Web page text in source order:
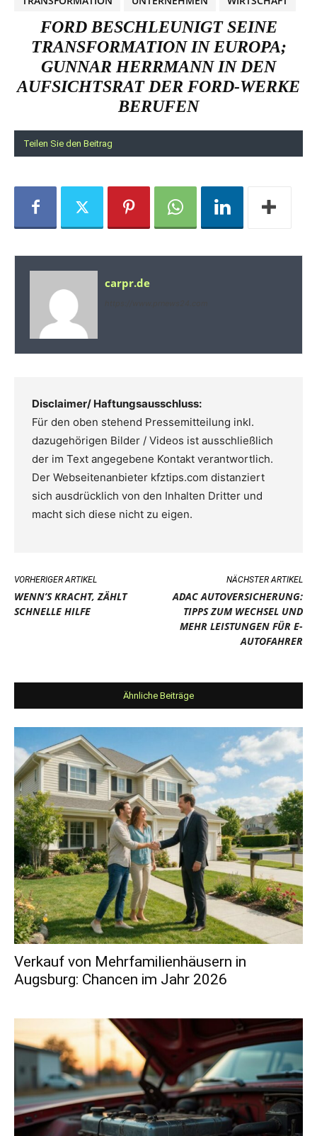
FORD BESCHLEUNIGT SEINE
TRANSFORMATION IN EUROPA;
GUNNAR HERRMANN IN DEN
AUFSICHTSRAT DER FORD-WERKE
BERUFEN
Teilen Sie den Beitrag
carpr.de
Disclaimer/ Haftungsausschluss:
Für den oben stehend Pressemitteilung inkl.
dazugehörigen Bilder / Videos ist ausschließlich
der im Text angegebene Kontakt verantwortlich.
Der Webseitenanbieter kfztips.com distanziert
sich ausdrücklich von den Inhalten Dritter und
macht sich diese nicht zu eigen.
VORHERIGER ARTIKEL
WENN’S KRACHT, ZÄHLT
SCHNELLE HILFE
NÄCHSTER ARTIKEL
ADAC AUTOVERSICHERUNG:
TIPPS ZUM WECHSEL UND
MEHR LEISTUNGEN FÜR E-
AUTOFAHRER
Ähnliche Beiträge
Verkauf von Mehrfamilienhäusern in
Augsburg: Chancen im Jahr 2026